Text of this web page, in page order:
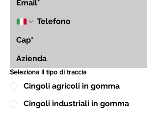
Seleziona il tipo di traccia
Cingoli agricoli in gomma
Cingoli industriali in gomma